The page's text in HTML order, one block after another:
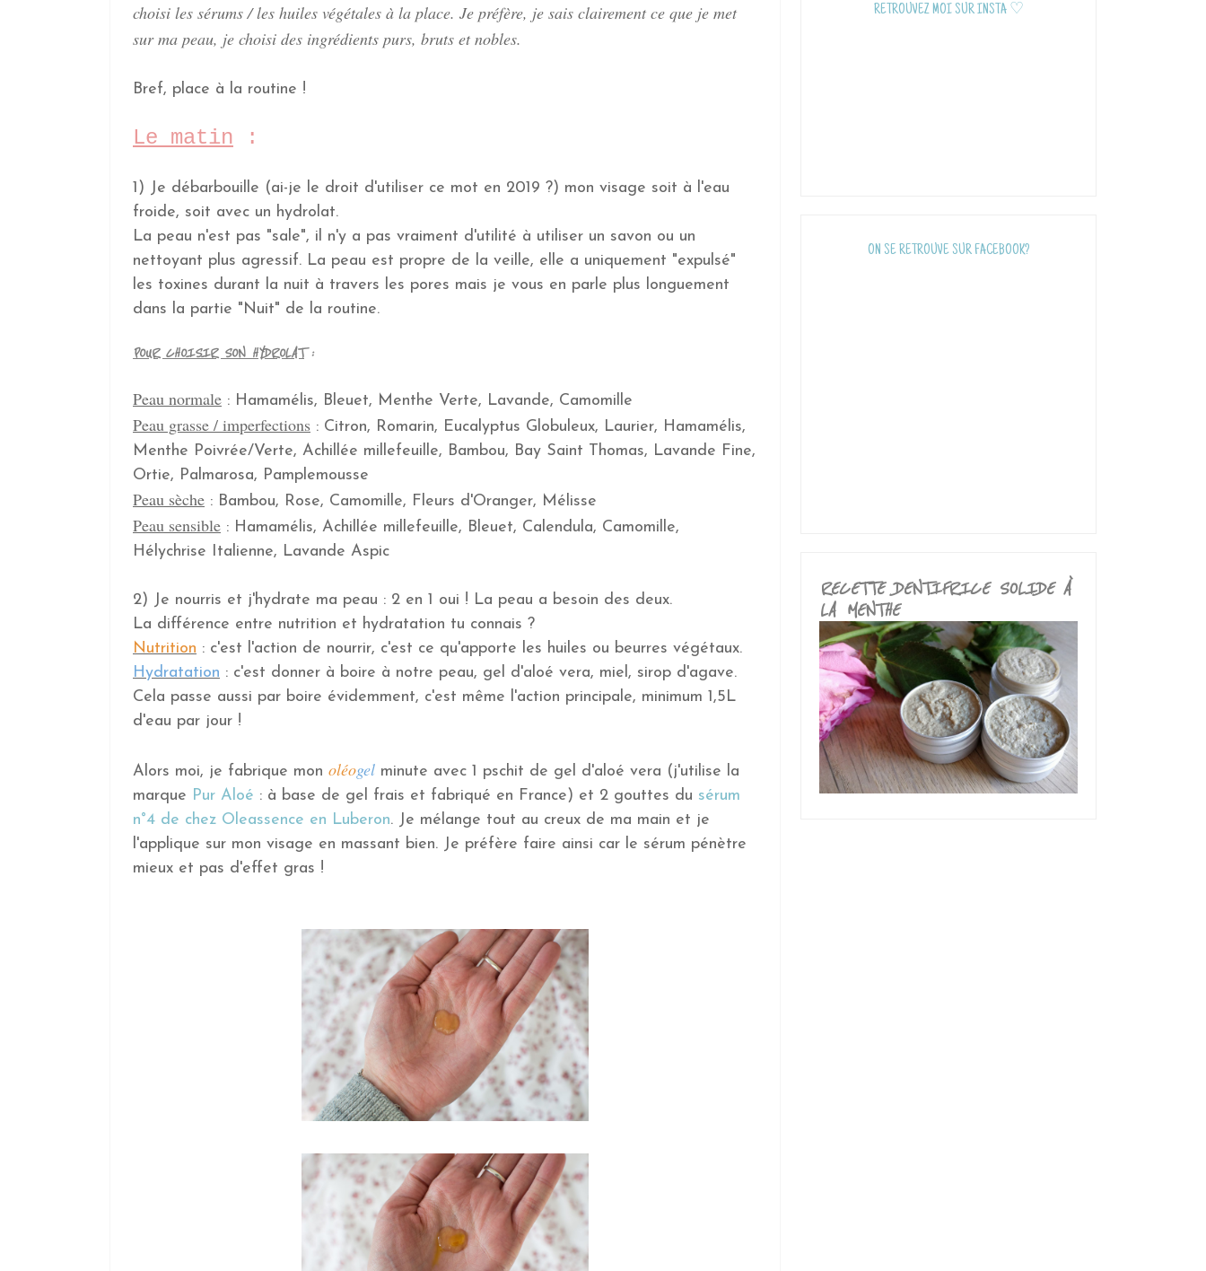
choisi les sérums / les huiles végétales à la place. Je préfère, je sais clairement ce que je met
sur ma peau, je choisi des ingrédients purs, bruts et nobles.
Bref, place à la routine !
Le matin :
1) Je débarbouille (ai-je le droit d'utiliser ce mot en 2019 ?) mon visage soit à l'eau
froide, soit avec un hydrolat.
La peau n'est pas "sale", il n'y a pas vraiment d'utilité à utiliser un savon ou un
nettoyant plus agressif. La peau est propre de la veille, elle a uniquement "expulsé"
les toxines durant la nuit à travers les pores mais je vous en parle plus longuement
dans la partie "Nuit" de la routine.
POUR CHOISIR SON HYDROLAT:
Peau normale : Hamamélis, Bleuet, Menthe Verte, Lavande, Camomille
Peau grasse / imperfections : Citron, Romarin, Eucalyptus Globuleux, Laurier, Hamamélis,
Menthe Poivrée/Verte, Achillée millefeuille, Bambou, Bay Saint Thomas, Lavande Fine,
Ortie, Palmarosa, Pamplemousse
Peau sèche : Bambou, Rose, Camomille, Fleurs d'Oranger, Mélisse
Peau sensible : Hamamélis, Achillée millefeuille, Bleuet, Calendula, Camomille,
Hélychrise Italienne, Lavande Aspic
2) Je nourris et j'hydrate ma peau : 2 en 1 oui ! La peau a besoin des deux.
La différence entre nutrition et hydratation tu connais ?
Nutrition : c'est l'action de nourrir, c'est ce qu'apporte les huiles ou beurres végétaux.
Hydratation : c'est donner à boire à notre peau, gel d'aloé vera, miel, sirop d'agave.
Cela passe aussi par boire évidemment, c'est même l'action principale, minimum 1,5L
d'eau par jour !
Alors moi, je fabrique mon oléogel minute avec 1 pschit de gel d'aloé vera (j'utilise la
marque Pur Aloé : à base de gel frais et fabriqué en France) et 2 gouttes du sérum
n°4 de chez Oleassence en Luberon. Je mélange tout au creux de ma main et je
l'applique sur mon visage en massant bien. Je préfère faire ainsi car le sérum pénètre
mieux et pas d'effet gras !
RETROUVEZ MOI SUR INSTA ♡
ON SE RETROUVE SUR FACEBOOK?
RECETTE DENTIFRICE SOLIDE À
LA MENTHE